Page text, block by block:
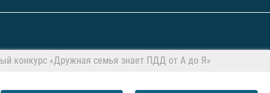
конкурс «Дружная семья знает ПДД от А до Я»